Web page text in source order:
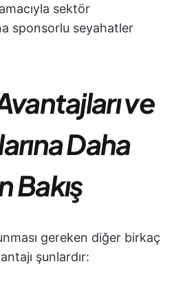
sektör
sponsorlu seyahatler
ve
Daha
Bakış
gereken diğer birkaç
şunlardır: